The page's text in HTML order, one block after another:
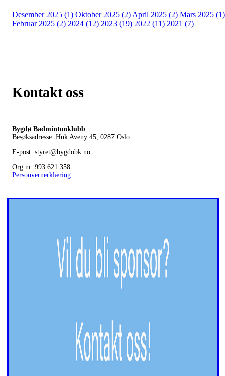
Desember 2025 (1) Oktober 2025 (2) April 2025 (2) Mars 2025 (1)
Februar 2025 (2) 2024 (12) 2023 (19) 2022 (11) 2021 (7)
Kontakt oss
Bygdø Badmintonklubb
Besøksadresse: Huk Aveny 45, 0287 Oslo
E-post: styret@bygdobk.no
Org.nr. 993 621 358
Personvernerklæring